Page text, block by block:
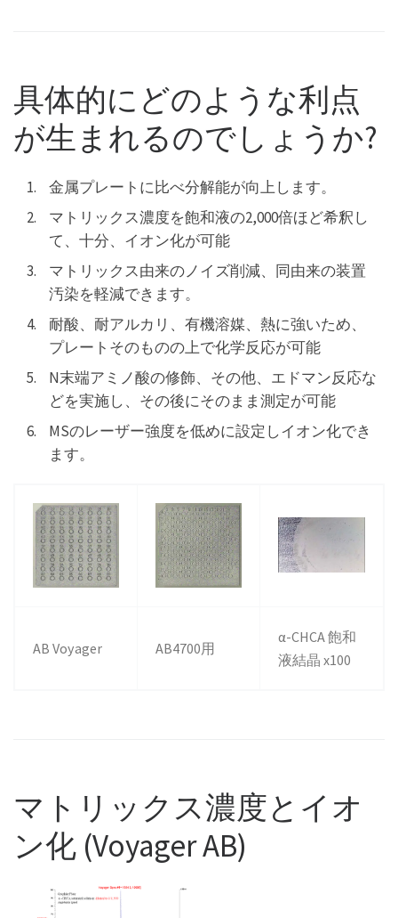
具体的にどのような利点
が生まれるのでしょうか?
金属プレートに比べ分解能が向上します。
マトリックス濃度を飽和液の2,000倍ほど希釈し
て、十分、イオン化が可能
マトリックス由来のノイズ削減、同由来の装置
汚染を軽減できます。
耐酸、耐アルカリ、有機溶媒、熱に強いため、
プレートそのものの上で化学反応が可能
N末端アミノ酸の修飾、その他、エドマン反応な
どを実施し、その後にそのまま測定が可能
MSのレーザー強度を低めに設定しイオン化でき
ます。
AB Voyager AB4700用
α-CHCA 飽和
液結晶 x100
マトリックス濃度とイオ
ン化 (Voyager AB)